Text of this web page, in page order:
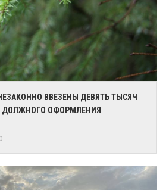
ВВЕЗЕНЫ ДЕВЯТЬ ТЫСЯЧ
ДОЛЖНОГО ОФОРМЛЕНИЯ